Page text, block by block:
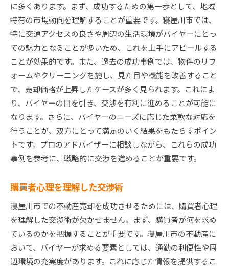
に多くあります。まず、成功するための第一歩として、地域
特有の市場動向を理解することが重要です。寝屋川市では、
特に交通アクセスの良さや周辺の生活環境がバイヤーにとっ
ての魅力となることが多いため、これを上手にアピールする
ことが効果的です。また、過去の成功事例では、物件のリフ
ォームやクリーニングを施し、見た目や機能を改善すること
で、売却価格が上昇したケースが多く見られます。これによ
り、バイヤーの目を引き、交渉を有利に進めることが可能に
なります。さらに、バイヤーのニーズに応じた柔軟な対応を
行うことが、双方にとって満足のいく結果をもたらすポイン
トです。プロのアドバイザーに相談しながら、これらの成功
事例を参考に、戦略的に交渉を進めることが重要です。
購買者心理を理解した交渉術
寝屋川市での不動産売却を成功させるためには、購買者心理
を理解した交渉術が欠かせません。まず、購買者が何を求め
ているのかを把握することが重要です。寝屋川市の不動産に
おいて、バイヤーが求める要素としては、通勤の利便性や周
辺環境の充実度があります。これに応じた情報を提供するこ